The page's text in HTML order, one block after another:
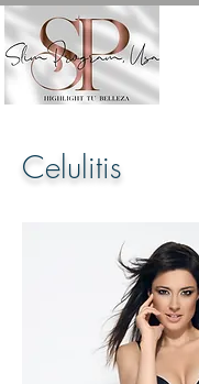
Celulitis